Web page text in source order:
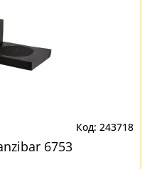
243718
6753